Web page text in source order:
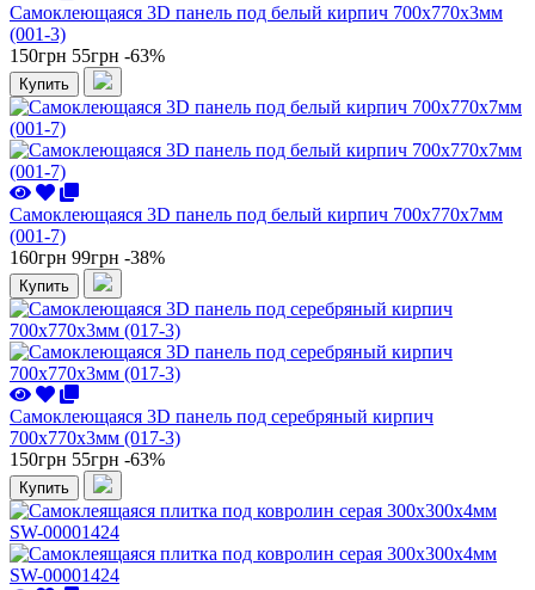
Самоклеющаяся 3D панель под белый кирпич 700x770x3мм
(001-3)
150грн 55грн -63%
Купить
Самоклеющаяся 3D панель под белый кирпич 700x770x7мм
(001-7)
160грн 99грн -38%
Купить
Самоклеющаяся 3D панель под серебряный кирпич
700x770x3мм (017-3)
150грн 55грн -63%
Купить